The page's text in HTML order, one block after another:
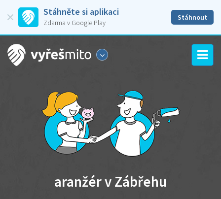
Stáhněte si aplikaci
Zdarma v Google Play
Stáhnout
aranžér v Zábřehu